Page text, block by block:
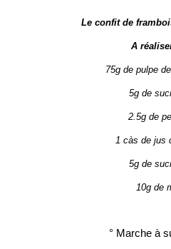
Le confit de
A
75g de pulpe
5g de
2.5g de
1 càs de jus
5g de
10g de
° Marche à